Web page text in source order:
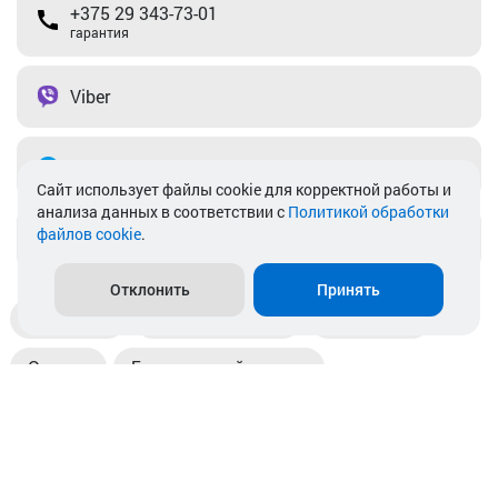
+375 29 343-73-01
гарантия
Viber
info@akkamulik.by
Пункты выдачи Магазины
Оплата Безналичный расчет
Cайт использует файлы cookie для корректной работы и
анализа данных в соответствии с Политикой обработки
файлов cookie.
Отклонить Принять